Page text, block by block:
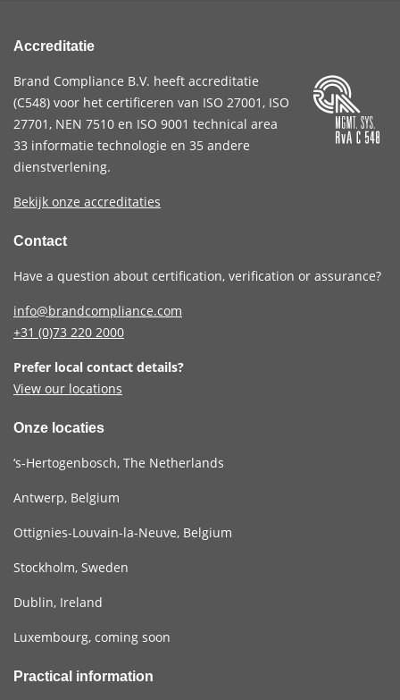
Accreditatie
Brand Compliance B.V. heeft accreditatie
(C548) voor het certificeren van ISO 27001, ISO
27701, NEN 7510 en ISO 9001 technical area
33 informatie technologie en 35 andere
dienstverlening.
Bekijk onze accreditaties
Contact
Have a question about certification, verification or assurance?
info@brandcompliance.com
+31 (0)73 220 2000
Prefer local contact details?
View our locations
Onze locaties
‘s-Hertogenbosch, The Netherlands
Antwerp, Belgium
Ottignies-Louvain-la-Neuve, Belgium
Stockholm, Sweden
Dublin, Ireland
Luxembourg, coming soon
Practical information